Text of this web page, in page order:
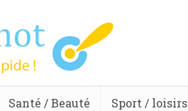
Santé / Beauté Sport / loisirs